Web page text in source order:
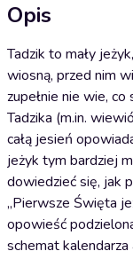
Opis
Tadzik to mały
wiosną, przed nim
zupełnie nie wie,
Tadzika (m.in.
całą jesień
jeżyk tym bardziej
dowiedzieć się, jak
„Pierwsze Święta
opowieść
schemat